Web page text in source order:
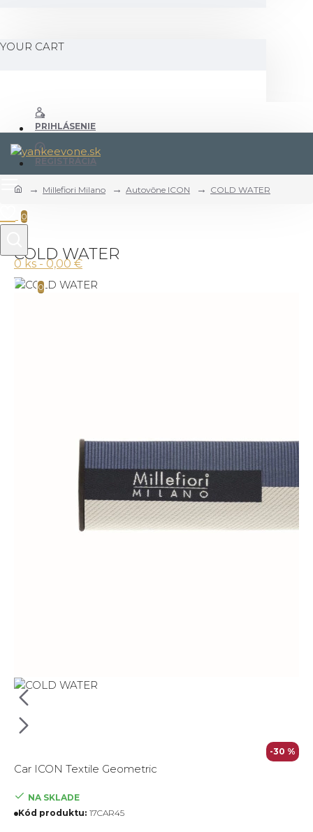
YOUR CART
PRIHLÁSENIE
REGISTRÁCIA
0
0 ks - 0,00 €
0
Millefiori Milano Autovône ICON COLD WATER
COLD WATER
-30 %
Car ICON Textile Geometric
NA SKLADE
Kód produktu: 17CAR45